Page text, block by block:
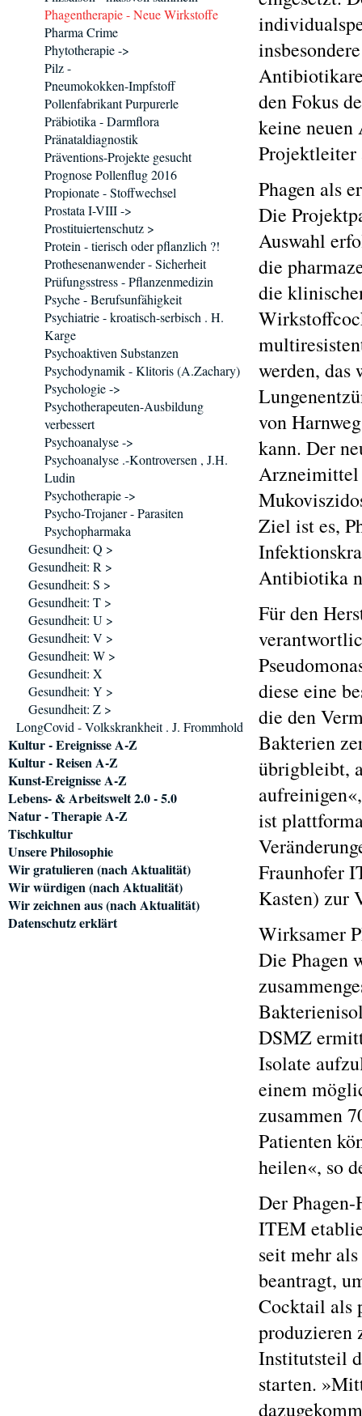
den Fokus
keine
Projektleiter
Phagen als
Die
Auswahl
die
die
werden, das
von
kann. Der
Arzneimittel
Ziel ist es,
Antibiotika
Für den
diese eine
die den
Bakterien
übrigbleibt,
ist
Fraunhofer
Kasten) zur
Wirksamer
Die Phagen
DSMZ
Isolate
einem
zusammen
Patienten
heilen«, so
Der
ITEM
seit mehr
beantragt,
Cocktail als
produzieren
Institutsteil
starten.
Phagentherapie - Neue Wirkstoffe
Pharma Crime
Phytotherapie ->
Pilz -
Pneumokokken-Impfstoff
Pollenfabrikant Purpurerle
Präbiotika - Darmflora
Pränataldiagnostik
Präventions-Projekte gesucht
Prognose Pollenflug 2016
Propionate - Stoffwechsel
Prostata I-VIII ->
Prostituiertenschutz >
Protein - tierisch oder pflanzlich ?!
Prothesenanwender - Sicherheit
Prüfungsstress - Pflanzenmedizin
Psyche - Berufsunfähigkeit
Psychiatrie - kroatisch-serbisch . H.
Karge
Psychoaktiven Substanzen
Psychodynamik - Klitoris (A.Zachary)
Psychologie ->
Psychotherapeuten-Ausbildung
verbessert
Psychoanalyse ->
Psychoanalyse .-Kontroversen , J.H.
Ludin
Psychotherapie ->
Psycho-Trojaner - Parasiten
Psychopharmaka
Gesundheit: Q >
Gesundheit: R >
Gesundheit: S >
Gesundheit: T >
Gesundheit: U >
Gesundheit: V >
Gesundheit: W >
Gesundheit: X
Gesundheit: Y >
Gesundheit: Z >
LongCovid - Volkskrankheit . J. Frommhold
Kultur - Ereignisse A-Z
Kultur - Reisen A-Z
Kunst-Ereignisse A-Z
Lebens- & Arbeitswelt 2.0 - 5.0
Natur - Therapie A-Z
Tischkultur
Unsere Philosophie
Wir gratulieren (nach Aktualität)
Wir würdigen (nach Aktualität)
Wir zeichnen aus (nach Aktualität)
Datenschutz erklärt